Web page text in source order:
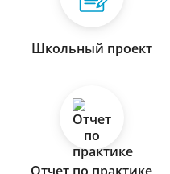
Школьный проект